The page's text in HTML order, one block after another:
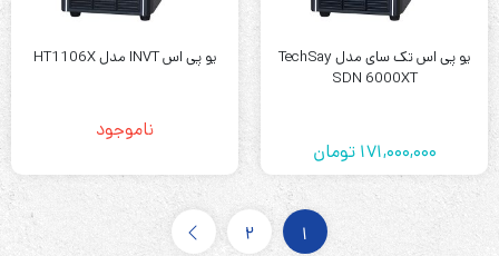
یو پی اس تک سای مدل TechSay
SDN 6000XT
171,000,000 تومان
یو پی اس INVT مدل HT1106X
ناموجود
1
2